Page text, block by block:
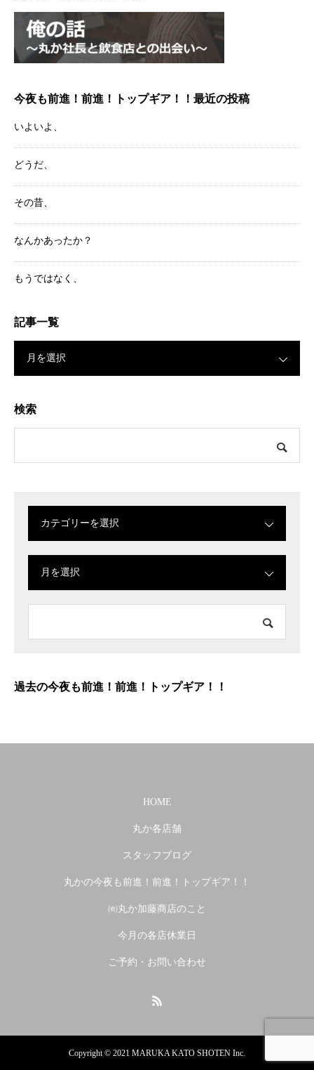
今夜も前進！前進！トップギア！！最近の投稿
いよいよ、
どうだ、
その昔、
なんかあったか？
もうではなく、
記事一覧
月を選択
検索
カテゴリーを選択
月を選択
過去の今夜も前進！前進！トップギア！！
HOME
丸か各店舗
スタッフブログ
丸かの今夜も前進！前進！トップギア！！
㈲丸か加藤商店のこと
今月の各店休業日
ご予約・お問い合わせ
Copyright © 2021 MARUKA KATO SHOTEN Inc.